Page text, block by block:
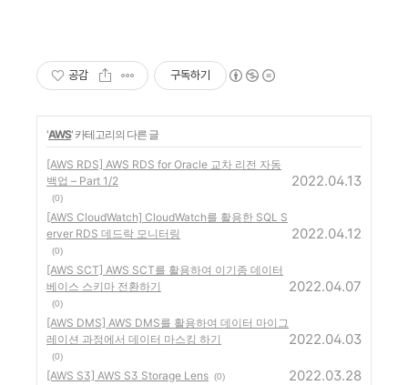
공감 구독하기
'AWS' 카테고리의 다른 글
[AWS RDS] AWS RDS for Oracle 교차 리전 자동
백업 – Part 1/2
(0)
2022.04.13
[AWS CloudWatch] CloudWatch를 활용한 SQL S
erver RDS 데드락 모니터링
(0)
2022.04.12
[AWS SCT] AWS SCT를 활용하여 이기종 데이터
베이스 스키마 전환하기
(0)
2022.04.07
[AWS DMS] AWS DMS를 활용하여 데이터 마이그
레이션 과정에서 데이터 마스킹 하기
(0)
2022.04.03
[AWS S3] AWS S3 Storage Lens (0) 2022.03.28